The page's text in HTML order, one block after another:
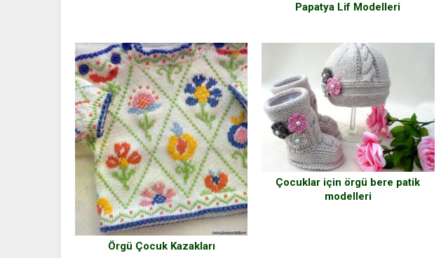
Papatya Lif Modelleri
Örgü Çocuk Kazakları
Çocuklar için örgü bere patik
modelleri